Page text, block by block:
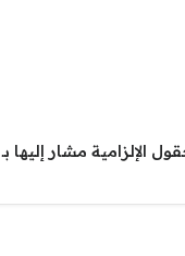
الإلزامية مشار إليها بـ